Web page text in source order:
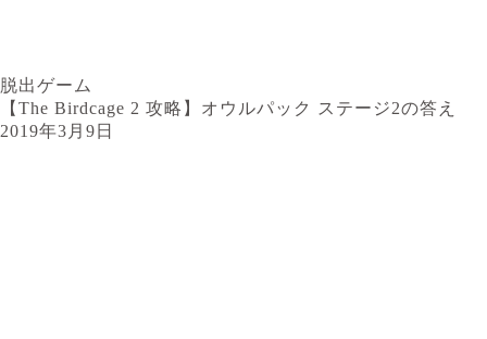
脱出ゲーム
【The Birdcage 2 攻略】オウルパック ステージ2の答え
2019年3月9日